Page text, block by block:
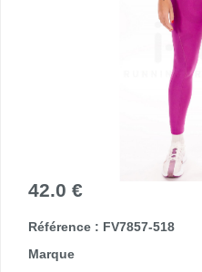
42.0 €
Référence : FV7857-518
Marque